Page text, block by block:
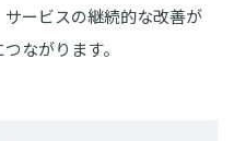
ービスの継続的な改善が
ながります。